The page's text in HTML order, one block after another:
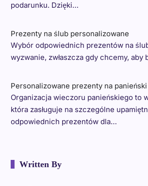
podarunku. Dzięki…
Prezenty na ślub personalizowane
Wybór odpowiednich prezentów na
wyzwanie, zwłaszcza gdy chcemy, aby
Personalizowane prezenty na panieński
Organizacja wieczoru panieńskiego to
która zasługuje na szczególne
odpowiednich prezentów dla…
Written By